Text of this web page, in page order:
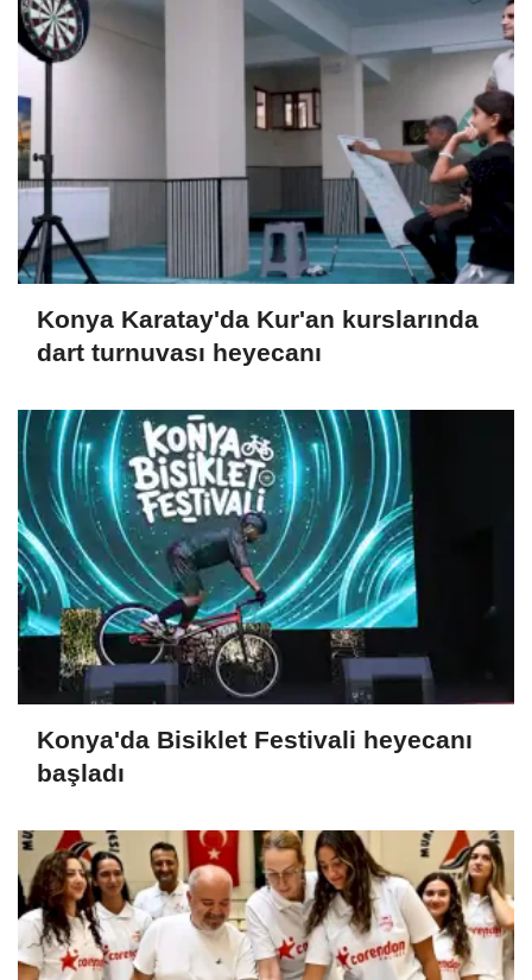
Konya Karatay'da Kur'an kurslarında
dart turnuvası heyecanı
Konya'da Bisiklet Festivali heyecanı
başladı